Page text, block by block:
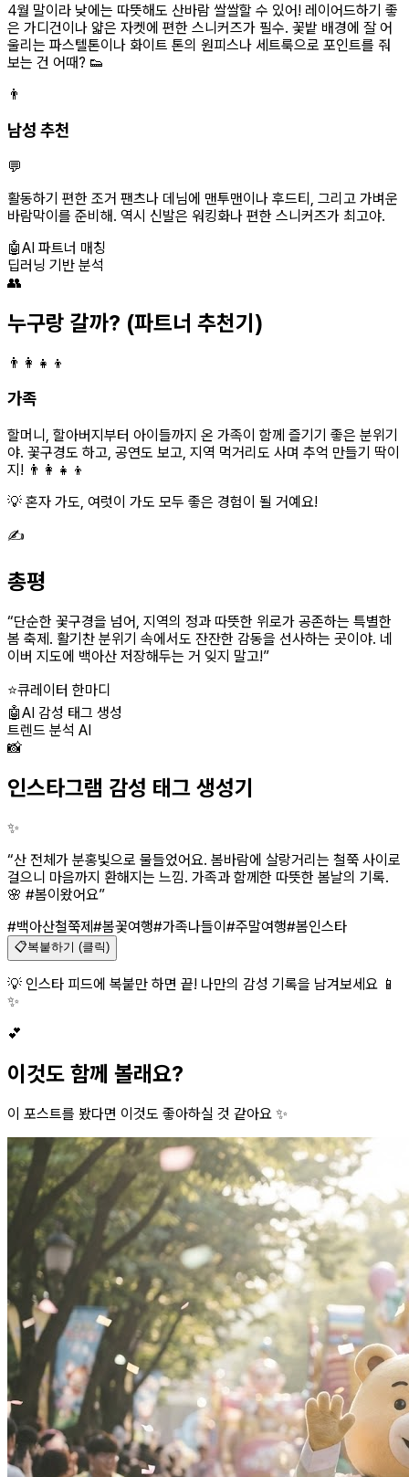
4월 말이라 낮에는 따뜻해도 산바람 쌀쌀할 수 있어! 레이어드하기 좋
은 가디건이나 얇은 자켓에 편한 스니커즈가 필수. 꽃밭 배경에 잘 어
울리는 파스텔톤이나 화이트 톤의 원피스나 세트룩으로 포인트를 줘
보는 건 어때? 👟
👨
남성 추천
💬
활동하기 편한 조거 팬츠나 데님에 맨투맨이나 후드티, 그리고 가벼운
바람막이를 준비해. 역시 신발은 워킹화나 편한 스니커즈가 최고야.
🤖AI 파트너 매칭
딥러닝 기반 분석
👥
누구랑 갈까? (파트너 추천기)
👨‍👩‍👧‍👦
가족
할머니, 할아버지부터 아이들까지 온 가족이 함께 즐기기 좋은 분위기
야. 꽃구경도 하고, 공연도 보고, 지역 먹거리도 사며 추억 만들기 딱이
지! 👨‍👩‍👧‍👦
💡 혼자 가도, 여럿이 가도 모두 좋은 경험이 될 거예요!
✍️
총평
“단순한 꽃구경을 넘어, 지역의 정과 따뜻한 위로가 공존하는 특별한
봄 축제. 활기찬 분위기 속에서도 잔잔한 감동을 선사하는 곳이야. 네
이버 지도에 백아산 저장해두는 거 잊지 말고!”
⭐큐레이터 한마디
🤖AI 감성 태그 생성
트렌드 분석 AI
📸
인스타그램 감성 태그 생성기
✨
“산 전체가 분홍빛으로 물들었어요. 봄바람에 살랑거리는 철쭉 사이로
걸으니 마음까지 환해지는 느낌. 가족과 함께한 따뜻한 봄날의 기록.
🌸 #봄이왔어요”
#백아산철쭉제#봄꽃여행#가족나들이 #주말여행#봄인스타
📋복붙하기 (클릭)
💡 인스타 피드에 복붙만 하면 끝! 나만의 감성 기록을 남겨보세요 📱
✨
💕
이것도 함께 볼래요?
이 포스트를 봤다면 이것도 좋아하실 것 같아요 ✨